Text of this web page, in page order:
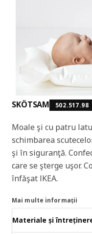
SKÖTSAM 502.517.98
Moale şi cu patru
schimbarea
şi în siguranţă.
care se şterge uşor.
înfăşat IKEA.
Mai multe informații
Materiale și